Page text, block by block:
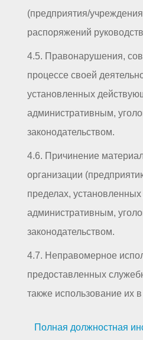
(предприятия/
распоряжений
4.5. Правонарушения,
процессе своей
установленных
административным,
законодательством.
4.6. Причинение
организации
пределах,
административным,
законодательством.
4.7. Неправомерное
предоставленных
также использование их
Полная должностная